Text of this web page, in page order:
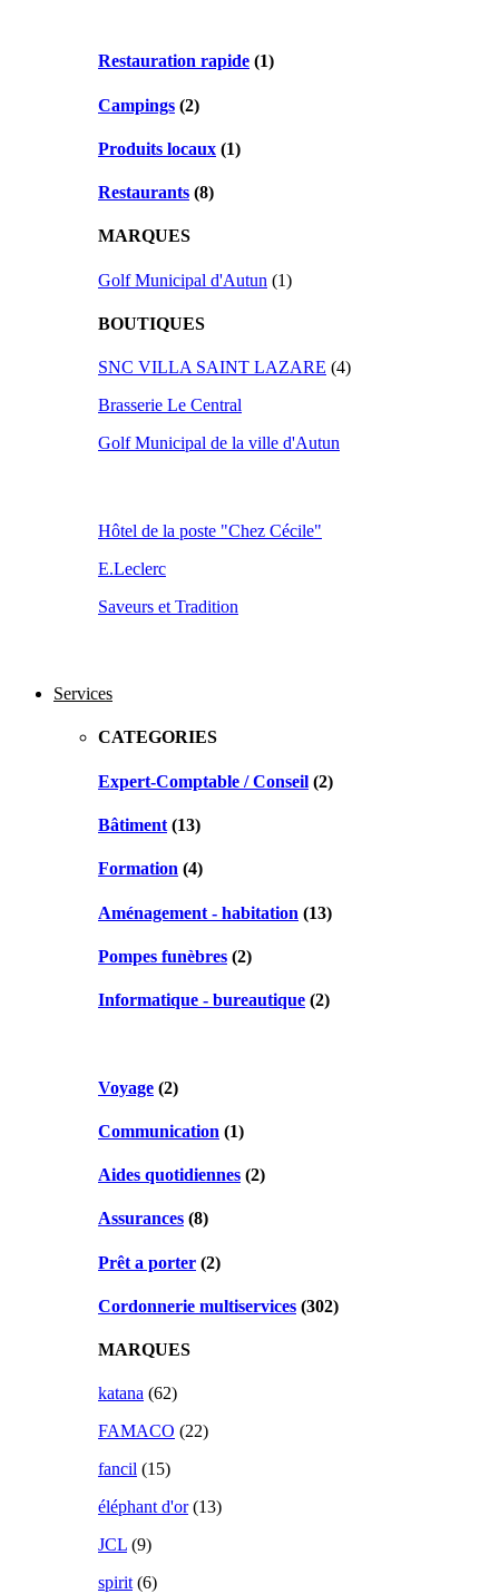
Restauration rapide (1)
Campings (2)
Produits locaux (1)
Restaurants (8)
MARQUES
Golf Municipal d'Autun (1)
BOUTIQUES
SNC VILLA SAINT LAZARE (4)
Brasserie Le Central
Golf Municipal de la ville d'Autun
Hôtel de la poste "Chez Cécile"
E.Leclerc
Saveurs et Tradition
Services
CATEGORIES
Expert-Comptable / Conseil (2)
Bâtiment (13)
Formation (4)
Aménagement - habitation (13)
Pompes funèbres (2)
Informatique - bureautique (2)
Voyage (2)
Communication (1)
Aides quotidiennes (2)
Assurances (8)
Prêt a porter (2)
Cordonnerie multiservices (302)
MARQUES
katana (62)
FAMACO (22)
fancil (15)
éléphant d'or(13)
JCL (9)
spirit(6)